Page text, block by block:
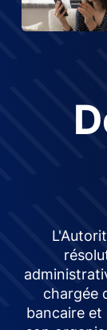
chargée
bancaire et